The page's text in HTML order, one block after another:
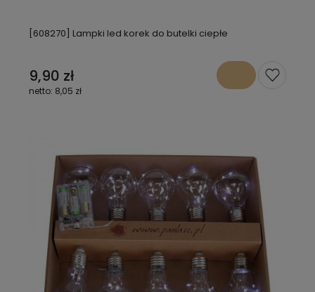
[608270] Lampki led korek do butelki ciepłe
9,90 zł
8,05 zł